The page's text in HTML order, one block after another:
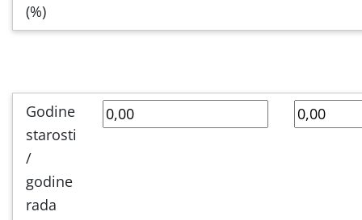
(%)
Godine
starosti
/
godine
rada